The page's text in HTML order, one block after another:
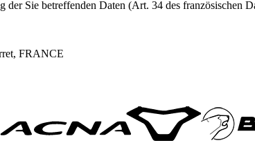
Sie betreffenden Daten (Art. 34 des französischen
FRANCE